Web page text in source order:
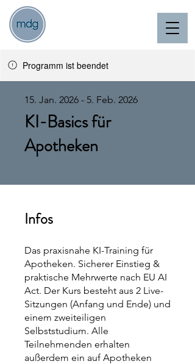
Programm ist beendet
KI-Basics für
Apotheken
15. Jan. 2026 - 5. Feb. 2026
Infos
Das praxisnahe KI-Training für
Apotheken. Sicherer Einstieg &
praktische Mehrwerte nach EU AI
Act. Der Kurs besteht aus 2 Live-
Sitzungen (Anfang und Ende) und
einem zweiteiligen
Selbststudium. Alle
Teilnehmenden erhalten
außerdem ein auf Apotheken